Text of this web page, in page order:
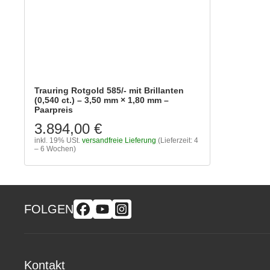
Trauring Rotgold 585/- mit Brillanten
(0,540 ct.) – 3,50 mm × 1,80 mm –
Paarpreis
3.894,00 €
inkl. 19% USt. versandfreie Lieferung (Lieferzeit: 4
– 6 Wochen)
FOLGEN
Kontakt